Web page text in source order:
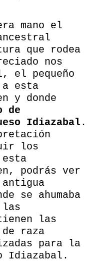
mano el
que rodea
nos
el pequeño
a esta
y donde
de
Idiazabal.
los
podrás ver
se ahumaba
las
las
raza
para la
Idiazabal.